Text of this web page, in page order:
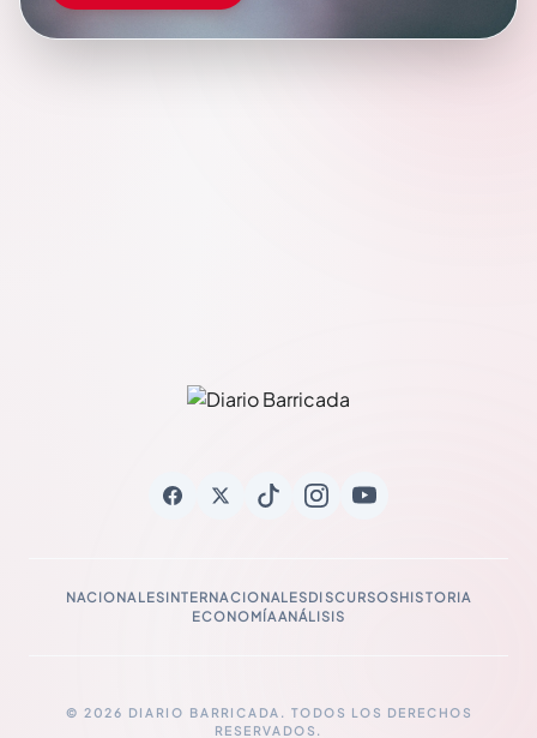
nuestra Embajada en Italia, ha sostenido un encuentro…
NACIONALESINTERNACIONALESDISCURSOSHISTORIA
ECONOMÍAANÁLISIS
© 2026 DIARIO BARRICADA. TODOS LOS DERECHOS
RESERVADOS.